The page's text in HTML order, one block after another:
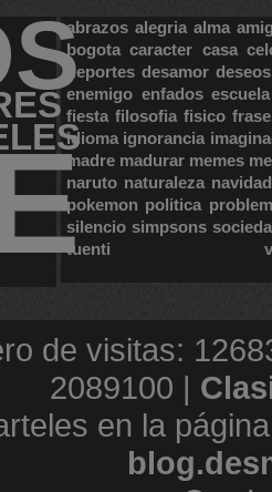
abrazos alegria alma
bogota caracter casa
deportes desamor deseos
enemigo enfados escuela
fiesta filosofia fisico
idioma ignorancia
madre madurar memes
naruto naturaleza navidad
pokemon politica
silencio simpsons
tuenti
de visitas:
2089100 |
en la